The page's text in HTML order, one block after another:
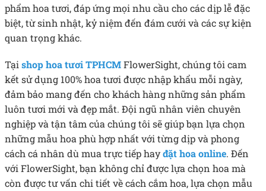
phẩm hoa tươi, đáp ứng mọi nhu cầu cho các dịp lễ đặc
biệt, từ sinh nhật, kỷ niệm đến đám cưới và các sự kiện
quan trọng khác.
Tạishop hoa tươi TPHCMFlowerSight, chúng tôi cam
kết sử dụng 100% hoa tươi được nhập khẩu mỗi ngày,
đảm bảo mang đến cho khách hàng những sản phẩm
luôn tươi mới và đẹp mắt. Đội ngũ nhân viên chuyên
nghiệp và tận tâm của chúng tôi sẽ giúp bạn lựa chọn
những mẫu hoa phù hợp nhất với từng dịp và phong
cách cá nhân dù mua trực tiếp hayđặt hoa online. Đến
với FlowerSight, bạn không chỉ được lựa chọn hoa mà
còn được tư vấn chi tiết về cách cắm hoa, lựa chọn mẫu